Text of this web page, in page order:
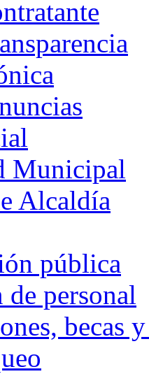
Municipal
Alcaldía
pública
de personal
becas